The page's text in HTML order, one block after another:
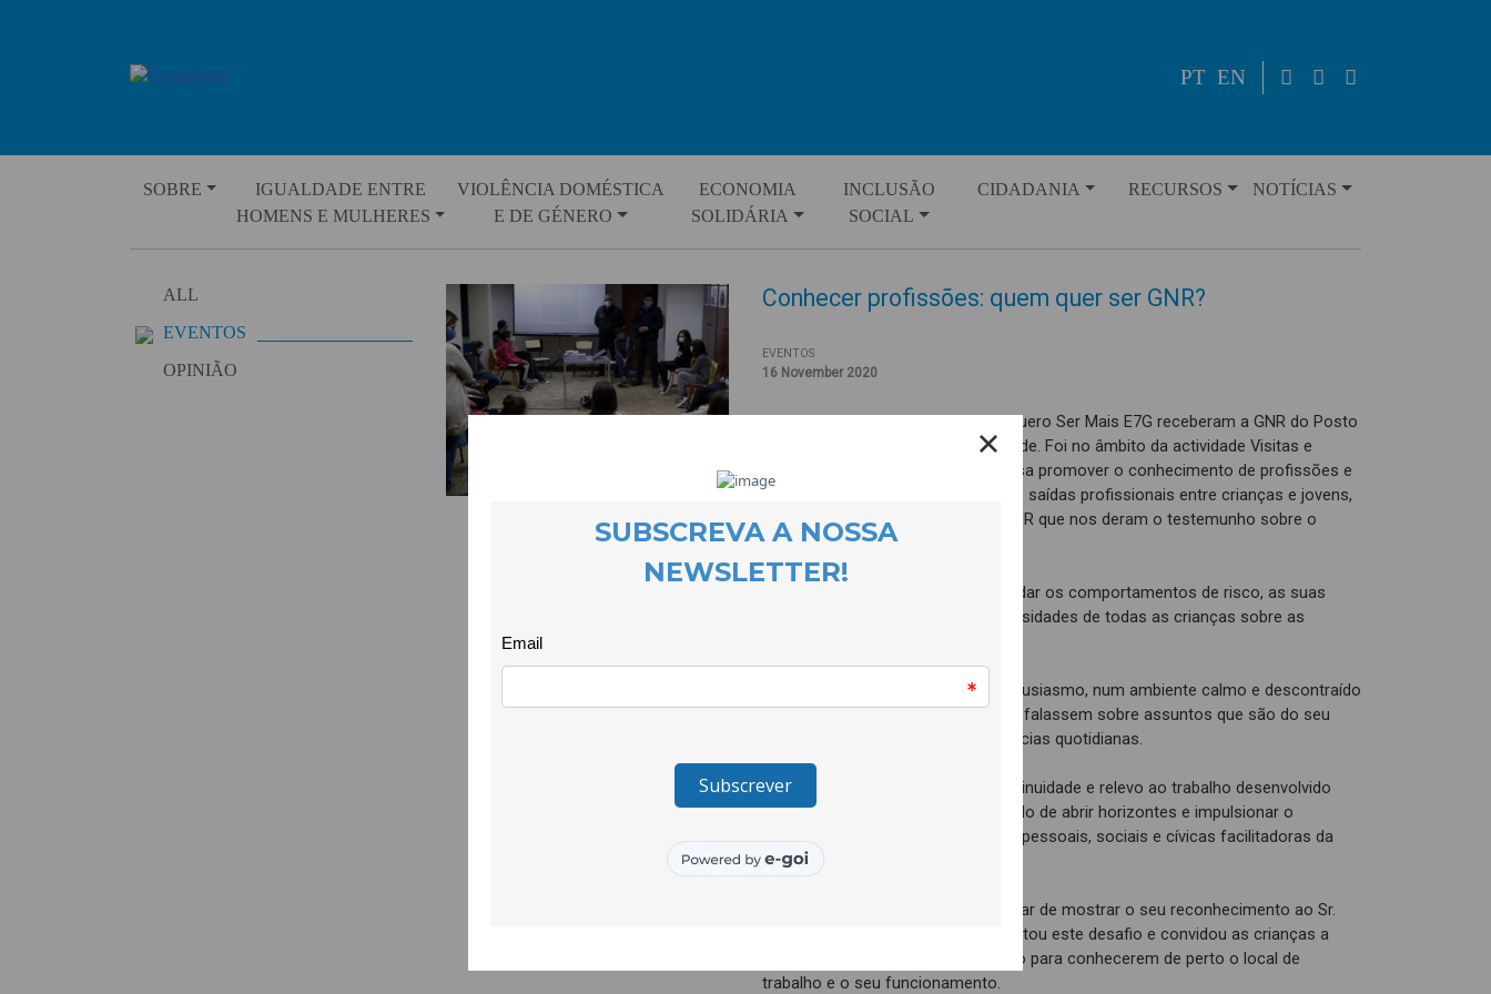
PT EN
SOBRE
IGUALDADE ENTRE
HOMENS E MULHERES
VIOLÊNCIA DOMÉSTICA
E DE GÉNERO
ECONOMIA
SOLIDÁRIA
INCLUSÃO
SOCIAL
CIDADANIA RECURSOS NOTÍCIAS
ALL
EVENTOS
OPINIÃO
Conhecer profissões: quem quer ser GNR?
EVENTOS
16 November 2020
As crianças e jovens do projecto Quero Ser Mais E7G receberam a GNR do Posto
Territorial do Tortosendo na sua sede. Foi no âmbito da actividade Visitas e
Estágios “Escolher o Futuro” que visa promover o conhecimento de profissões e
abrir horizontes sobre formações e saídas profissionais entre crianças e jovens,
que recebemos profissionais da GNR que nos deram o testemunho sobre o
exercício desta profissão.
Nesta tarde foi ainda possível abordar os comportamentos de risco, as suas
consequências e satisfizer as curiosidades de todas as crianças sobre as
A iniciativa decorreu com muito entusiasmo, num ambiente calmo e descontraído
e permitiu que as crianças e jovens falassem sobre assuntos que são do seu
interesse e implícitos às suas vivências quotidianas.
Esta iniciativa vem permitir dar continuidade e relevo ao trabalho desenvolvido
junto de crianças e jovens no sentido de abrir horizontes e impulsionar o
desenvolvimento de competências pessoais, sociais e cívicas facilitadoras da
sua inclusão social.
A equipa do projecto não pode deixar de mostrar o seu reconhecimento ao Sr.
Comandante Rui Estevinho que aceitou este desafio e convidou as crianças a
fazerem uma visita guiada ao posto para conhecerem de perto o local de
trabalho e o seu funcionamento.